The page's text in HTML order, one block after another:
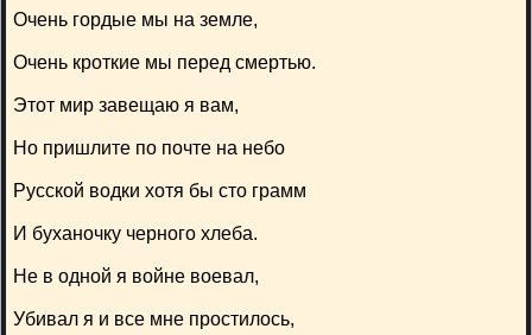
Очень гордые мы на земле,
Очень кроткие мы перед смертью.
Этот мир завещаю я вам,
Но пришлите по почте на небо
Русской водки хотя бы сто грамм
И буханочку черного хлеба.
Не в одной я войне воевал,
Убивал я и все мне простилось,